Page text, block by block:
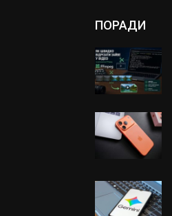
ПОРАДИ